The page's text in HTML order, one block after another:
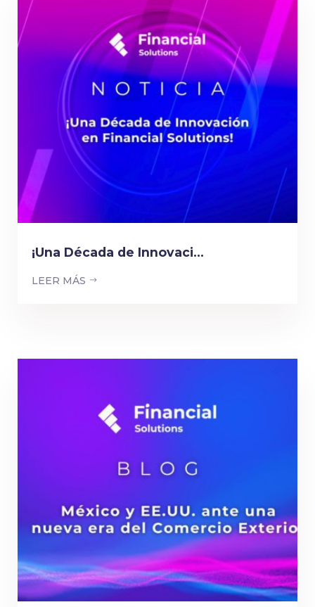
¡Una Década de Innovaci...
LEER MÁS